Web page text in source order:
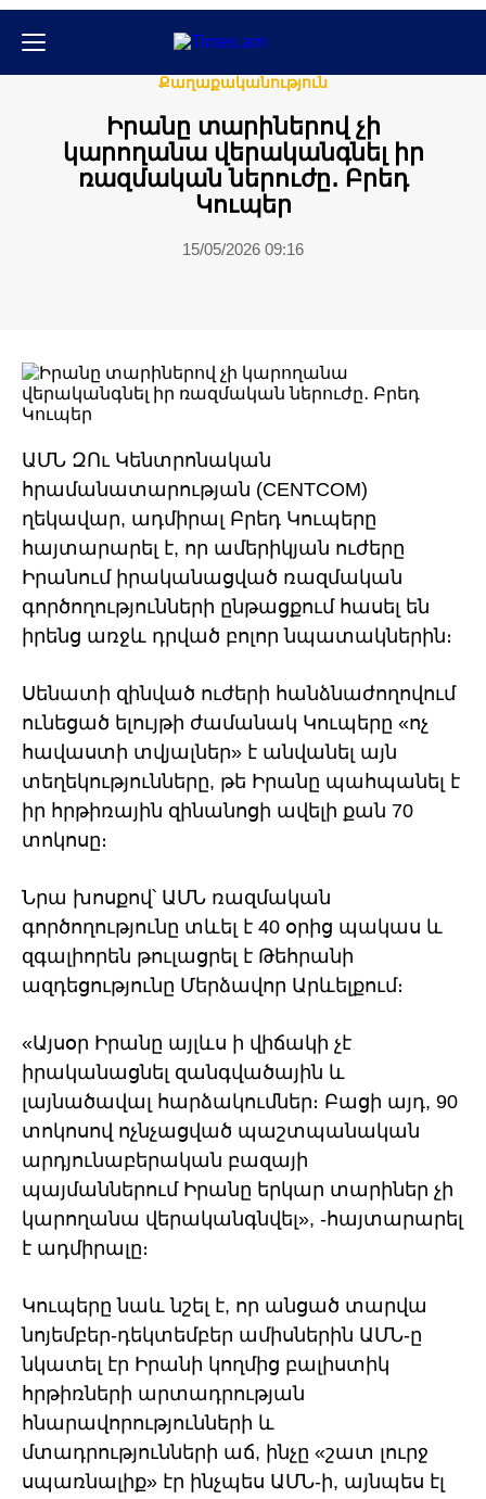
Քաղաքականություն
Իրանը տարիներով չի
կարողանա վերականգնել իր
ռազմական ներուժը․ Բրեդ
Կուպեր
15/05/2026 09:16
ԱՄՆ ԶՈւ Կենտրոնական
հրամանատարության (CENTCOM)
ղեկավար, ադմիրալ Բրեդ Կուպերը
հայտարարել է, որ ամերիկյան ուժերը
Իրանում իրականացված ռազմական
գործողությունների ընթացքում հասել են
իրենց առջև դրված բոլոր նպատակներին։
Սենատի զինված ուժերի հանձնաժողովում
ունեցած ելույթի ժամանակ Կուպերը «ոչ
հավաստի տվյալներ» է անվանել այն
տեղեկությունները, թե Իրանը պահպանել է
իր հրթիռային զինանոցի ավելի քան 70
տոկոսը։
Նրա խոսքով՝ ԱՄՆ ռազմական
գործողությունը տևել է 40 օրից պակաս և
զգալիորեն թուլացրել է Թեհրանի
ազդեցությունը Մերձավոր Արևելքում։
«Այսօր Իրանը այլևս ի վիճակի չէ
իրականացնել զանգվածային և
լայնածավալ հարձակումներ։ Բացի այդ, 90
տոկոսով ոչնչացված պաշտպանական
արդյունաբերական բազայի
պայմաններում Իրանը երկար տարիներ չի
կարողանա վերականգնվել», -հայտարարել
է ադմիրալը։
Կուպերը նաև նշել է, որ անցած տարվա
նոյեմբեր-դեկտեմբեր ամիսներին ԱՄՆ-ը
նկատել էր Իրանի կողմից բալիստիկ
հրթիռների արտադրության
հնարավորությունների և
մտադրությունների աճ, ինչը «շատ լուրջ
սպառնալիք» էր ինչպես ԱՄՆ-ի, այնպես էլ